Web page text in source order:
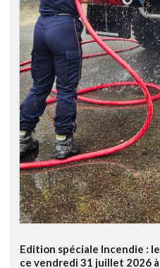
Edition spéciale Incendie :
ce vendredi 31 juillet 2026